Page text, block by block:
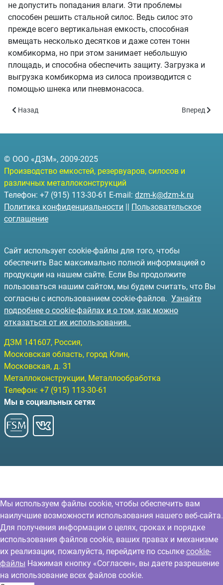
не допустить попадания влаги. Эти проблемы
способен решить стальной силос. Ведь силос это
прежде всего вертикальная емкость, способная
вмещать несколько десятков и даже сотен тонн
комбикорма, но при этом занимает небольшую
площадь, и способна обеспечить защиту. Загрузка и
выгрузка комбикорма из силоса производится с
помощью шнека или пневмонасоса.
Предыдущий: Силосы для муки
Назад Следующий:
Вперед
© ООО «ДЗМ», 2009-2025
Производство емкостей, резервуаров, силосов и
различных металлоконструкций
Телефон: +7 (915) 113-30-61 E-mail: dzm-k@dzm-k.ru
Политика конфиденциальности || Пользовательское
соглашение
Сайт использует cookie-файлы для того, чтобы
обеспечить Вас максимально полной информацией о
продукции на нашем сайте. Если Вы продолжите
пользоваться нашим сайтом, мы будем считать, что Вы
согласны с использованием cookie-файлов. Узнайте
подробнее о cookie-файлах и о том, как можно
отказаться от их использования.
ДЗМ 141607, Россия,
Московская область, город Клин,
Московская, д. 31
Металлоконструкции, Металлообработка
Телефон: +7 (915) 113-30-61
Мы в социальных сетях
Мы используем файлы cookie, чтобы обеспечить вам
наилучшие возможности использования нашего веб-сайта.
Для получения информации о целях, сроках и порядке
использования файлов cookie, ваших правах и механизме
их реализации, пожалуйста, перейдите по ссылке cookie-
файлы Нажимая кнопку «Согласен», вы даете разрешение
на использование всех файлов cookie.